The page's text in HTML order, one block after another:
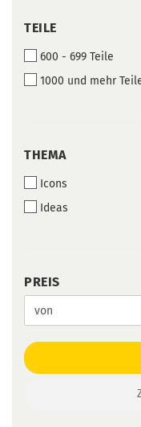
TEILE
TEILE
600 - 699 Teile
1000 und mehr
THEMA
THEMA
Icons
Ideas
PREIS
PREIS
Preis bis